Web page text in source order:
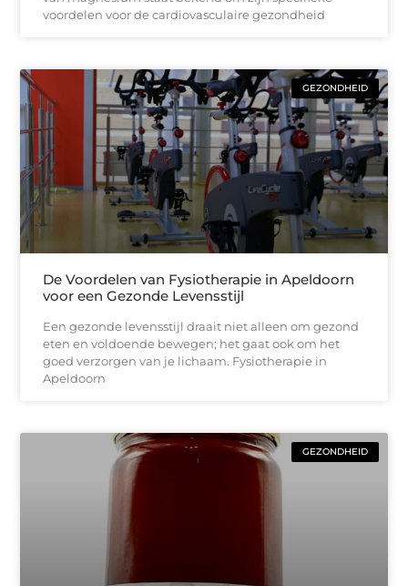
voordelen voor de cardiovasculaire gezondheid
GEZONDHEID
De Voordelen van Fysiotherapie in Apeldoorn
voor een Gezonde Levensstijl
Een gezonde levensstijl draait niet alleen om gezond
eten en voldoende bewegen; het gaat ook om het
goed verzorgen van je lichaam. Fysiotherapie in
Apeldoorn
GEZONDHEID